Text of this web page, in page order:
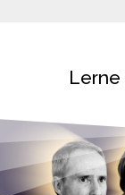
Lerne